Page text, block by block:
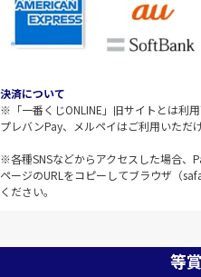
決済について
※「一番くじONLINE」旧サイトとは利
プレバンPay、メルペイはご利用いただ
※各種SNSなどからアクセスした場合、
ページのURLをコピーしてブラウザ（
ください。
等